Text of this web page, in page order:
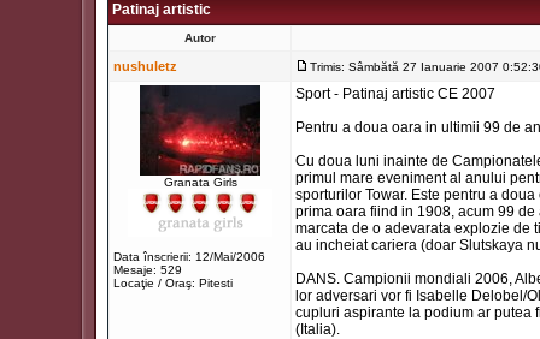
Patinaj artistic
Autor
nushuletz Trimis: Sâmbătă 27 Ianuarie 2007
Granata Girls
Data înscrierii: 12/Mai/2006
Mesaje: 529
Locaţie / Oraş: Pitesti
Sport - Patinaj artistic CE 2007
Pentru a doua oara in ultimii 99 de
Cu doua luni inainte de
primul mare eveniment al anului
sporturilor Towar. Este pentru a
prima oara fiind in 1908, acum 99
marcata de o adevarata explozie de
au incheiat cariera (doar Slutskaya
DANS. Campionii mondiali 2006,
lor adversari vor fi Isabelle Delobel/
cupluri aspirante la podium ar putea
(Italia).